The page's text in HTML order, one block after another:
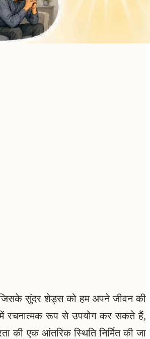
जिसके सुंदर शेड्स को हम अपने जीवन की
में रचनात्मक रूप से उपयोग कर सकते हैं,
की एक आंतरिक स्थिति निर्मित की जा